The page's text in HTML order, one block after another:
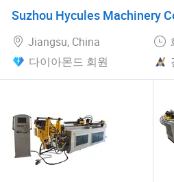
Suzhou Hycules Machinery
Jiangsu, China
다이아몬드 회원